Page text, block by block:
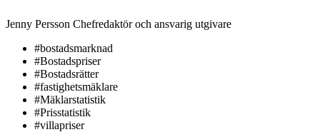
Jenny Persson Chefredaktör och ansvarig utgivare
#bostadsmarknad
#Bostadspriser
#Bostadsrätter
#fastighetsmäklare
#Mäklarstatistik
#Prisstatistik
#villapriser